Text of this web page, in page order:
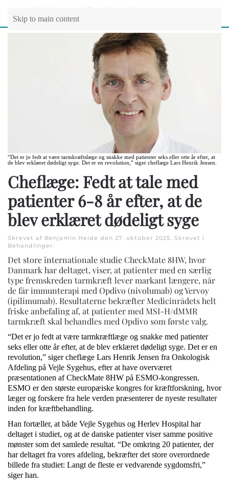
Skip to main content
“Det er jo fedt at være tarmkræftslæge og snakke med patienter seks eller otte år efter, at
de blev erklæret dødeligt syge. Det er en revolution,” siger cheflæge Lars Henrik Jensen.
Cheflæge: Fedt at tale med
patienter 6-8 år efter, at de
blev erklæret dødeligt syge
Skrevet af Benjamin Heide den 27. oktober 2025. Skrevet i
Behandlinger.
Det store internationale studie CheckMate 8HW, hvor
Danmark har deltaget, viser, at patienter med en særlig
type fremskreden tarmkræft lever markant længere, når
de får immunterapi med Opdivo (nivolumab) og Yervoy
(ipilimumab). Resultaterne bekræfter Medicinrådets helt
friske anbefaling af, at patienter med MSI-H/dMMR
tarmkræft skal behandles med Opdivo som første valg.
“Det er jo fedt at være tarmkræftlæge og snakke med patienter
seks eller otte år efter, at de blev erklæret dødeligt syge. Det er en
revolution,” siger cheflæge Lars Henrik Jensen fra Onkologisk
Afdeling på Vejle Sygehus, efter at have overværet
præsentationen af CheckMate 8HW på ESMO-kongressen.
ESMO er den største europæiske kongres for kræftforskning, hvor
læger og forskere fra hele verden præsenterer de nyeste resultater
inden for kræftbehandling.
Han fortæller, at både Vejle Sygehus og Herlev Hospital har
deltaget i studiet, og at de danske patienter viser samme positive
mønster som det samlede resultat. “De omkring 20 patienter, der
har deltaget fra vores afdeling, bekræfter det store overordnede
billede fra studiet: Langt de fleste er vedvarende sygdomsfri,”
siger han.